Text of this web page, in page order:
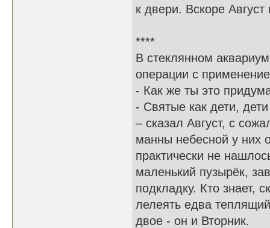
к двери. Вскоре
****
В стеклянном
операции с
- Как же ты это
- Святые как дети,
– сказал Август, с
манны небесной у них
практически не
маленький пузырёк,
подкладку. Кто знает,
лелеять едва
двое - он и Вторник.